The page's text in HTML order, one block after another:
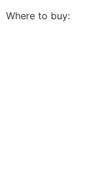
Where to buy: